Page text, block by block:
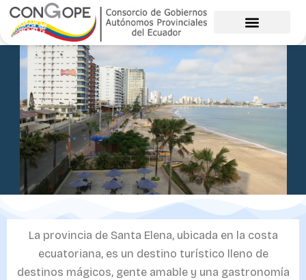
contenido
La provincia de Santa Elena, ubicada en la costa
ecuatoriana, es un destino turístico lleno de
destinos mágicos, gente amable y una gastronomía